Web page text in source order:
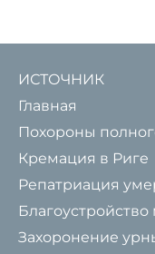
ИСТОЧНИК
Главная
Похороны
Кремация в Риге
Репатриация
Благоустройство
Захоронение